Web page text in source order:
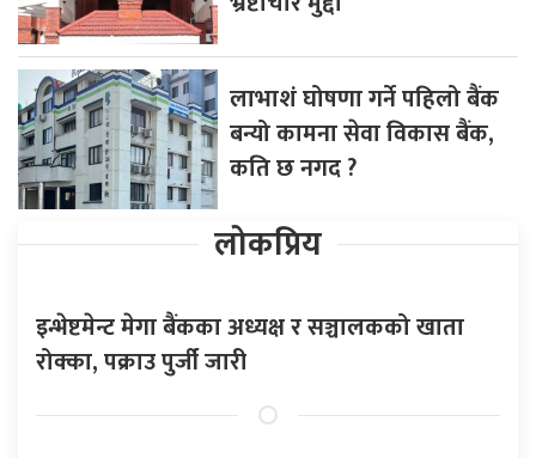
लाभाशं घोषणा गर्ने पहिलो बैंक
बन्यो कामना सेवा विकास बैंक,
कति छ नगद ?
लोकप्रिय
इन्भेष्टमेन्ट मेगा बैंकका अध्यक्ष र सञ्चालकको खाता
रोक्का, पक्राउ पुर्जी जारी